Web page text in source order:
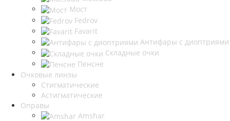
Мост
Fedrov
Favarit
Антифары с диоптриями
Складные очки
Пенсне
Очковые линзы
Стигматические
Астигматические
Оправы
Amshar